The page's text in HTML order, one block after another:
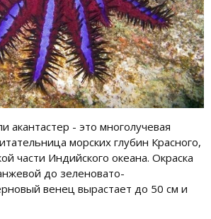
акантастер - это многолучевая
морских глубин Красного,
части Индийского океана. Окраска
до зеленовато-
венец вырастает до 50 см и